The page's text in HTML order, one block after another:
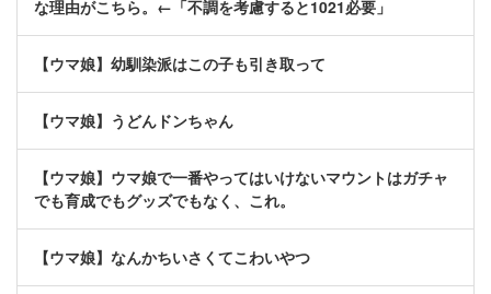
な理由がこちら。←「不調を考慮すると1021必要」
【ウマ娘】幼馴染派はこの子も引き取って
【ウマ娘】うどんドンちゃん
【ウマ娘】ウマ娘で一番やってはいけないマウントはガチャ
でも育成でもグッズでもなく、これ。
【ウマ娘】なんかちいさくてこわいやつ